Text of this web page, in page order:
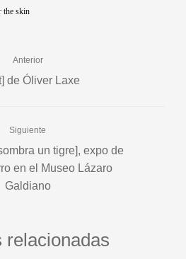
the skin
Anterior
de Óliver Laxe
Siguiente
un tigre], expo de
en el Museo Lázaro
Galdiano
relacionadas